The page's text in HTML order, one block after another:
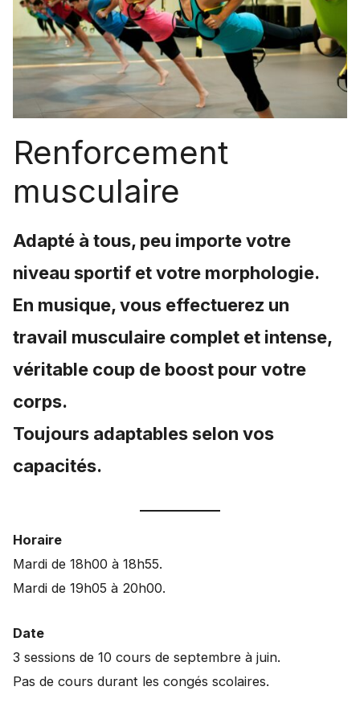
Renforcement
musculaire
Adapté à tous, peu importe votre
niveau sportif et votre morphologie.
En musique, vous effectuerez un
travail musculaire complet et intense,
véritable coup de boost pour votre
corps.
Toujours adaptables selon vos
capacités.
Horaire
Mardi de 18h00 à 18h55.
Mardi de 19h05 à 20h00.
Date
3 sessions de 10 cours de septembre à juin.
Pas de cours durant les congés scolaires.